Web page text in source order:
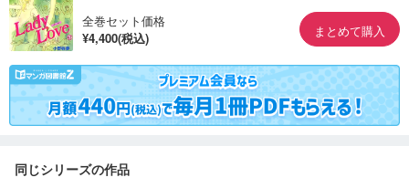
全巻セット価格
¥4,400(税込)
まとめて購入
同じシリーズの作品